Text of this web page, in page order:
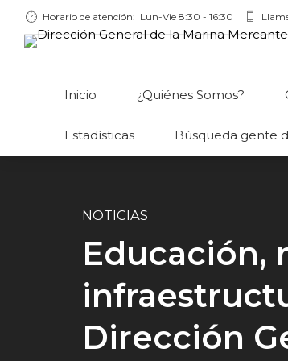
Horario de atención: Lun-Vie 8:30 - 16:30
Inicio ¿Quiénes Somos?
Estadísticas Búsqueda gente
NOTICIAS
Educación,
Dirección